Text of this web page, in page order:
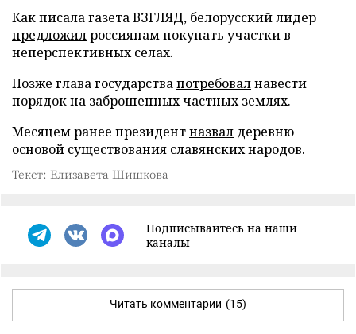
Как писала газета ВЗГЛЯД, белорусский лидер
предложилроссиянам покупать участки в
неперспективных селах.
Позже глава государствапотребовалнавести
порядок на заброшенных частных землях.
Месяцем ранее президентназвал деревню
основой существования славянских народов.
Текст: Елизавета Шишкова
Подписывайтесь на наши
каналы
Читать комментарии (15)